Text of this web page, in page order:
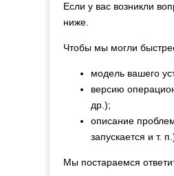
Если у вас возникли
ниже.
Чтобы мы могли
модель вашего
версию
др.);
описание
запускается и т.
Мы постараемся